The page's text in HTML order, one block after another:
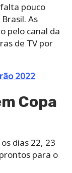
pouco
As
pelo canal da
de TV por
2022
Copa
dias 22, 23
para o